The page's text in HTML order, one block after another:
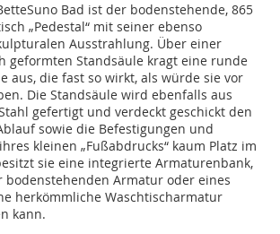
Bad ist der bodenstehende, 865
„Pedestal“ mit seiner ebenso
Ausstrahlung. Über einer
geformten Standsäule kragt eine runde
aus, die fast so wirkt, als würde sie vor
Die Standsäule wird ebenfalls aus
gefertigt und verdeckt geschickt den
sowie die Befestigungen und
kleinen „Fußabdrucks“ kaum Platz im
sie eine integrierte Armaturenbank,
bodenstehenden Armatur oder eines
herkömmliche Waschtischarmatur
kann.